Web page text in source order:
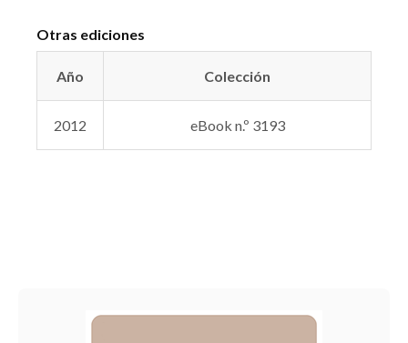
Otras ediciones
Año Colección
2012 eBook n.º 3193